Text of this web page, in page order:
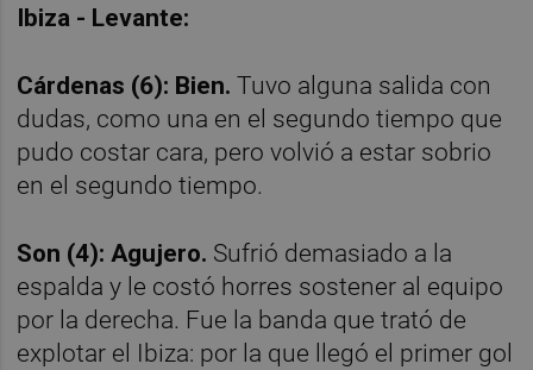
Ibiza - Levante:
Cárdenas (6): Bien.Tuvo alguna salida con
dudas, como una en el segundo tiempo que
pudo costar cara, pero volvió a estar sobrio
en el segundo tiempo.
Son (4): Agujero. Sufrió demasiado a la
espalda y le costó horres sostener al equipo
por la derecha. Fue la banda que trató de
explotar el Ibiza: por la que llegó el primer gol